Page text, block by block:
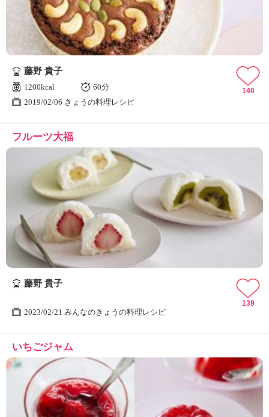
藤野 貴子
1200kcal
60分
2019/02/06 きょうの料理レシピ
140
フルーツ大福
藤野 貴子
2023/02/21 みんなのきょうの料理レシピ
139
いちごジャム